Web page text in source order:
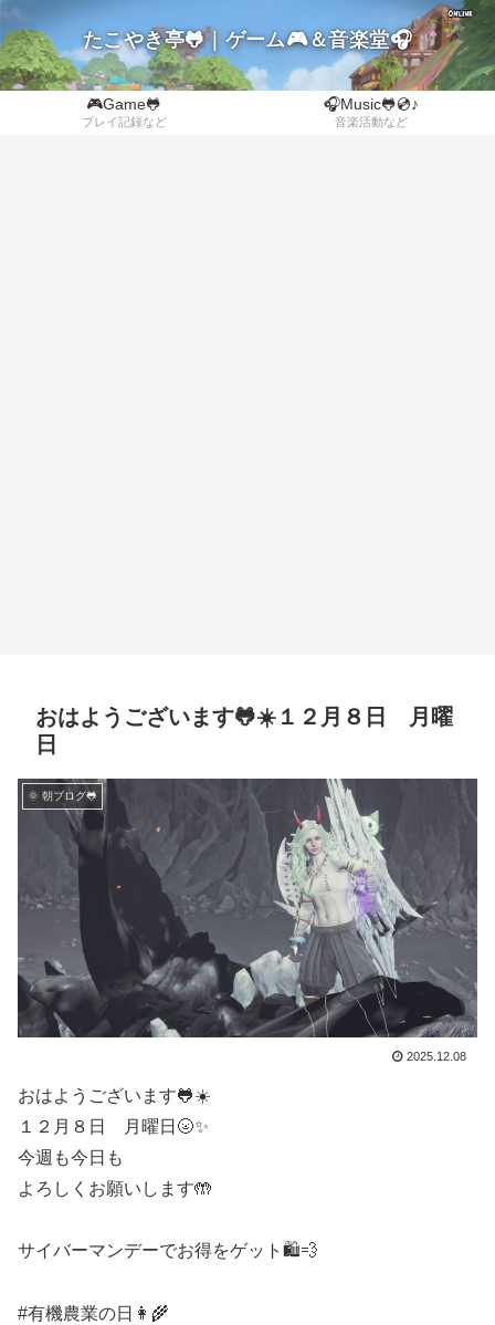
たこやき亭🐸｜ゲーム🎮＆音楽堂🎧
🎮Game🐸
プレイ記録など
🎧Music🐸💿♪
音楽活動など
おはようございます🐸☀️１２月８日 月曜
日
🌞 朝ブログ🐸
2025.12.08
おはようございます🐸☀️
１２月８日 月曜日🌝✨
今週も今日も
よろしくお願いします🤲
サイバーマンデーでお得をゲット🛍️💨
#有機農業の日👩‍🌾